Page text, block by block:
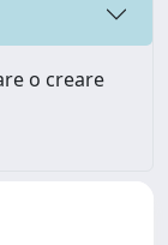
o creare